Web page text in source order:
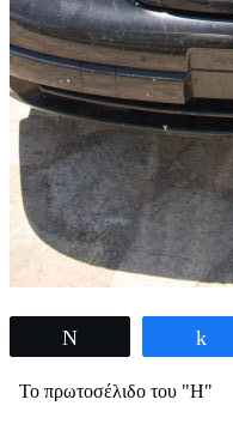
Το πρωτοσέλιδο του "Η"